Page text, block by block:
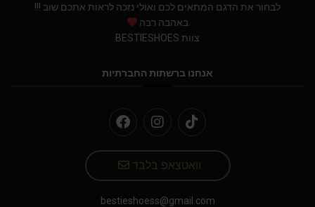
לבחור את הדגם המתאים לכם ואולי נזכה לראות אתכם שוב !!!
באהבה רבה
צוות BESTIESHOES
אנחנו ברשתות החברתיות
וואטצאפ בלבד
bestieshoess@gmail.com